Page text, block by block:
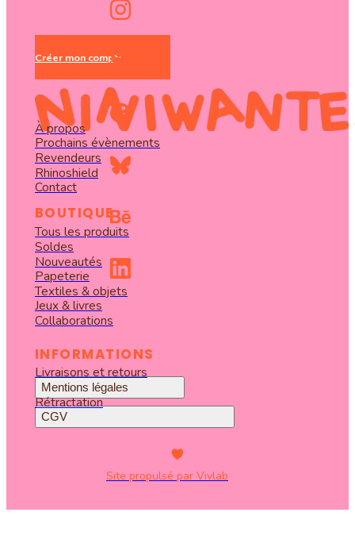
BOUTIQUE
INFORMATIONS
À propos
Tous les produits
Prochains évènements
Soldes
Revendeurs
Nouveautés
Mentions légales
Livraisons et retours
Créer mon compte
Papeterie
CGV
Rétractation
Contact
Rhinoshield
Textiles & objets
Jeux & livres
Collaborations
Site propulsé par Vivlab